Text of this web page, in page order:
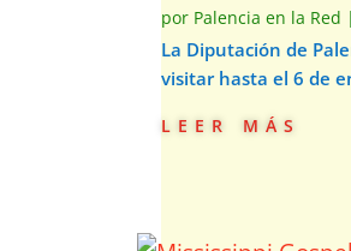
por Palencia en la Red |
La Diputación de
visitar hasta el 6 de
leer más